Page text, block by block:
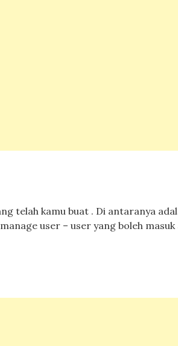
telah kamu buat . Di antaranya
user – user yang boleh masuk